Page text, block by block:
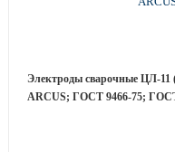
Электроды сварочные ЦЛ-
ARCUS; ГОСТ 9466-75;